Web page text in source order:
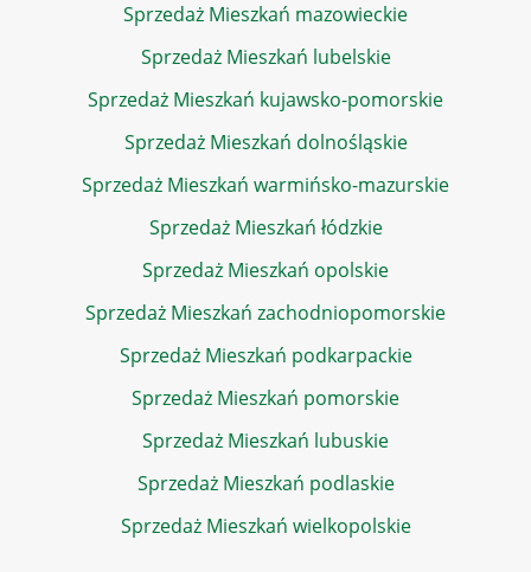
Sprzedaż Mieszkań mazowieckie
Sprzedaż Mieszkań lubelskie
Sprzedaż Mieszkań kujawsko-pomorskie
Sprzedaż Mieszkań dolnośląskie
Sprzedaż Mieszkań warmińsko-mazurskie
Sprzedaż Mieszkań łódzkie
Sprzedaż Mieszkań opolskie
Sprzedaż Mieszkań zachodniopomorskie
Sprzedaż Mieszkań podkarpackie
Sprzedaż Mieszkań pomorskie
Sprzedaż Mieszkań lubuskie
Sprzedaż Mieszkań podlaskie
Sprzedaż Mieszkań wielkopolskie